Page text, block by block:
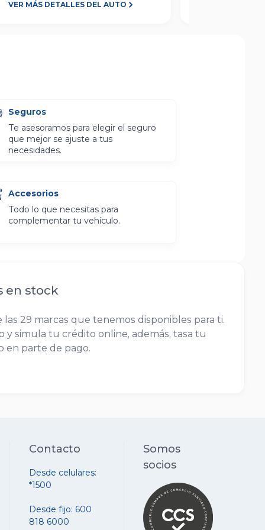
VER MÁS DETALLES DEL AUTO
Seguros
Te asesoramos para elegir el seguro
que mejor se ajuste a tus
necesidades.
Accesorios
Todo lo que necesitas para
complementar tu vehículo.
en stock
29 marcas que tenemos disponibles para ti.
y simula tu crédito online, además, tasa tu
en parte de pago.
Contacto
Desde celulares:
*1500
Desde fijo: 600
818 6000
Somos
socios